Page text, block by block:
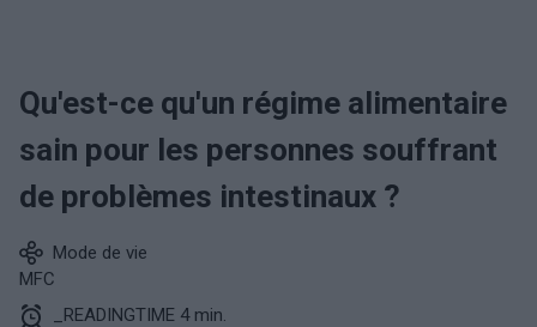
Qu'est-ce qu'un régime alimentaire
sain pour les personnes souffrant
de problèmes intestinaux ?
Mode de vie
MFC
_READINGTIME 4 min.